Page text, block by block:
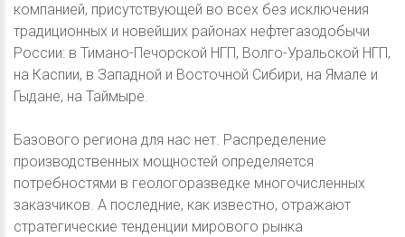
компанией, присутствующей во всех без исключения
традиционных и новейших районах нефтегазодобычи
России: в Тимано-Печорской НГП, Волго-Уральской НГП,
на Каспии, в Западной и Восточной Сибири, на Ямале и
Гыдане, на Таймыре.
Базового региона для нас нет. Распределение
производственных мощностей определяется
потребностями в геологоразведке многочисленных
заказчиков. А последние, как известно, отражают
стратегические тенденции мирового рынка